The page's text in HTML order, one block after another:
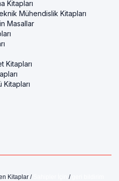
Kitapları
Mühendislik Kitapları
Masallar
Kitapları
Kitaplar / /